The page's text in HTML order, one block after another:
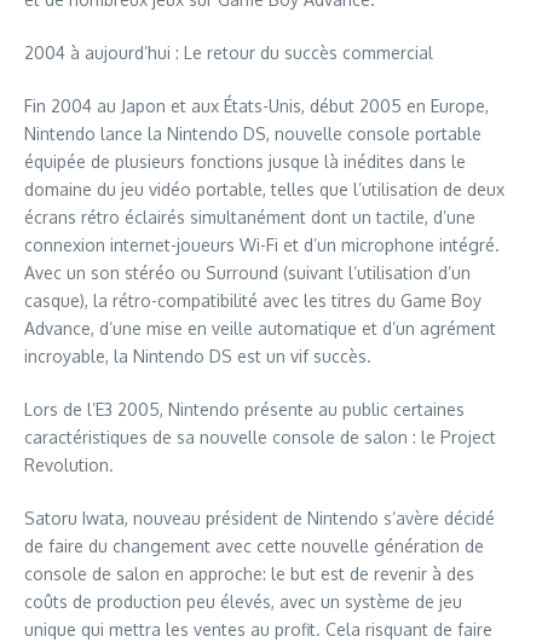
2004 à aujourd’hui : Le retour du succès commercial
Fin 2004 au Japon et aux États-Unis, début 2005 en Europe,
Nintendo lance la Nintendo DS, nouvelle console portable
équipée de plusieurs fonctions jusque là inédites dans le
domaine du jeu vidéo portable, telles que l’utilisation de deux
écrans rétro éclairés simultanément dont un tactile, d’une
connexion internet-joueurs Wi-Fi et d’un microphone intégré.
Avec un son stéréo ou Surround (suivant l’utilisation d’un
casque), la rétro-compatibilité avec les titres du Game Boy
Advance, d’une mise en veille automatique et d’un agrément
incroyable, la Nintendo DS est un vif succès.
Lors de l’E3 2005, Nintendo présente au public certaines
caractéristiques de sa nouvelle console de salon : le Project
Revolution.
Satoru Iwata, nouveau président de Nintendo s’avère décidé
de faire du changement avec cette nouvelle génération de
console de salon en approche: le but est de revenir à des
coûts de production peu élevés, avec un système de jeu
unique qui mettra les ventes au profit. Cela risquant de faire